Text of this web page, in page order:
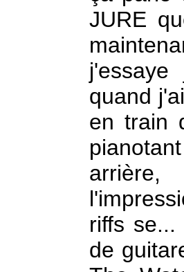
JURE
quand
en train
arrière,
riffs
de